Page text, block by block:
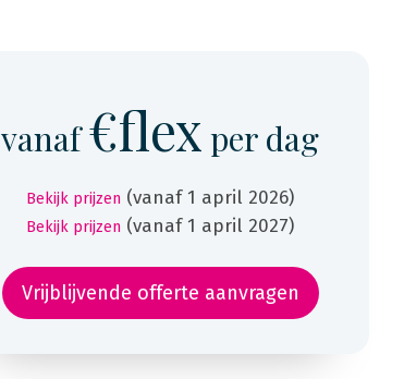
vanaf€flex per dag
Bekijk prijzen (vanaf 1 april 2026)
Bekijk prijzen (vanaf 1 april 2027)
Vrijblijvende offerte aanvragen